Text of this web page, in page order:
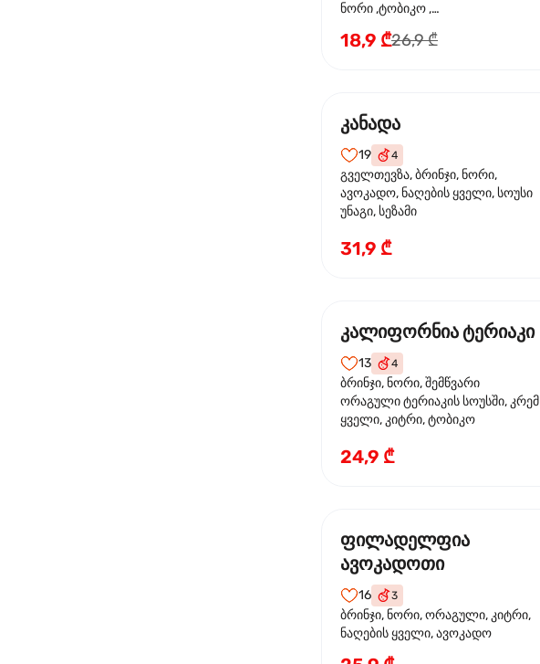
ნორი ,ტობიკო ,
სეზამი, ტერიაკის სოუსი
18,9 ₾26,9 ₾
კანადა
19 4
გველთევზა, ბრინჯი, ნორი,
ავოკადო, ნაღების ყველი, სოუსი
უნაგი, სეზამი
31,9 ₾
კალიფორნია ტერიაკი
13 4
ბრინჯი, ნორი, შემწვარი
ორაგული ტერიაკის სოუსში, კრემ
ყველი, კიტრი, ტობიკო
24,9 ₾
ფილადელფია
ავოკადოთი
16 3
ბრინჯი, ნორი, ორაგული, კიტრი,
ნაღების ყველი, ავოკადო